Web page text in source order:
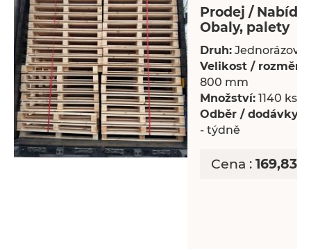
Prodej /
Obaly, palety
Druh: Jednorázové
Velikost / rozměry:
800 mm
Množství: 1140 ks
Odběr / dodávky:
- týdně
Cena : 169,83